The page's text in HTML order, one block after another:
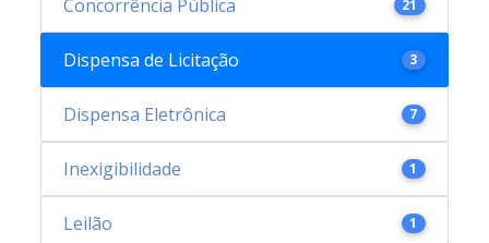
Concorrência Pública 21
Dispensa de Licitação 3
Dispensa Eletrônica 7
Inexigibilidade 1
Leilão 1